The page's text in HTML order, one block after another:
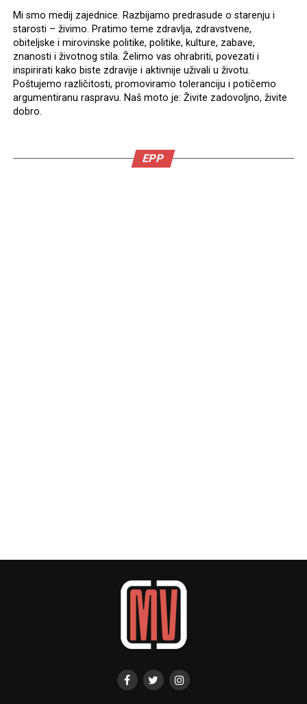
Mi smo medij zajednice. Razbijamo predrasude o starenju i
starosti – živimo. Pratimo teme zdravlja, zdravstvene,
obiteljske i mirovinske politike, politike, kulture, zabave,
znanosti i životnog stila. Želimo vas ohrabriti, povezati i
inspirirati kako biste zdravije i aktivnije uživali u životu.
Poštujemo različitosti, promoviramo toleranciju i potičemo
argumentiranu raspravu. Naš moto je: Živite zadovoljno, živite
dobro.
EPP